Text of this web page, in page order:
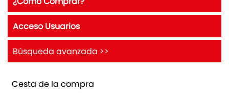
Acceso Usuarios
Búsqueda avanzada >>
Cesta de la compra